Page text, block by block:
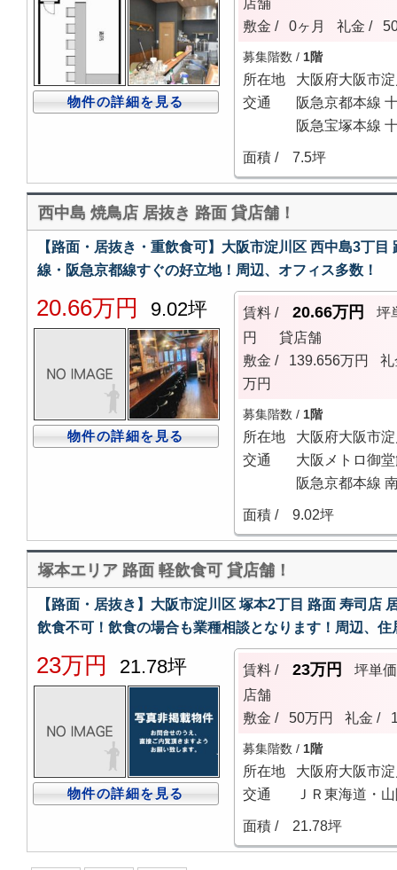
物件の詳細を見る
敷金 /
0ヶ月 礼金 /
募集階数 / 1階
所在地
大阪府大阪市
交通
阪急京都本線
阪急宝塚本線
面積 /
7.5坪
西中島 焼鳥店 居抜き 路面 貸店舗！
【路面・居抜き・重飲食可】大阪市淀川区 西中島3丁
線・阪急京都線すぐの好立地！周辺、オフィス多数！
20.66万円 9.02坪
物件の詳細を見る
賃料 / 20.66万円
坪
円
貸店舗
敷金 /
139.656万円
礼
万円
募集階数 / 1階
所在地
大阪府大阪市
交通
大阪メトロ御
阪急京都本線
面積 /
9.02坪
塚本エリア 路面 軽飲食可 貸店舗！
【路面・居抜き】大阪市淀川区 塚本2丁目 路面 寿司店
飲食不可！飲食の場合も業種相談となります！周辺、
23万円 21.78坪
物件の詳細を見る
賃料 / 23万円
坪単価
店舗
敷金 /
50万円 礼金 /
募集階数 / 1階
所在地
大阪府大阪市
交通
ＪＲ東海道・
面積 /
21.78坪